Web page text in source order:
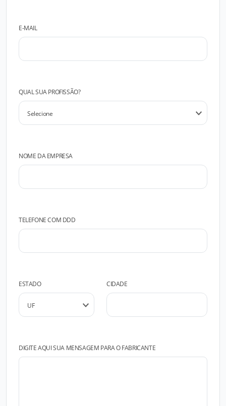
E-MAIL
QUAL SUA PROFISSÃO?
NOME DA EMPRESA
TELEFONE COM DDD
ESTADO CIDADE
DIGITE AQUI SUA MENSAGEM PARA O FABRICANTE